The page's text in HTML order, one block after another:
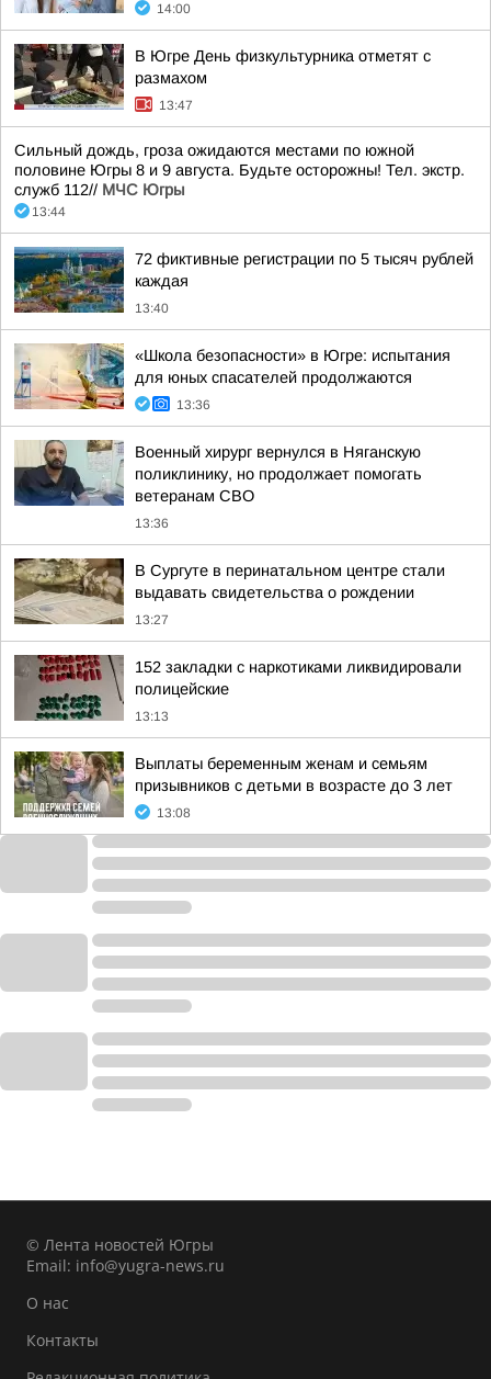
14:00
В Югре День физкультурника отметят с
размахом
13:47
Сильный дождь, гроза ожидаются местами по южной
половине Югры 8 и 9 августа. Будьте осторожны! Тел. экстр.
служб 112// МЧС Югры
13:44
72 фиктивные регистрации по 5 тысяч рублей
каждая
13:40
«Школа безопасности» в Югре: испытания
для юных спасателей продолжаются
13:36
Военный хирург вернулся в Няганскую
поликлинику, но продолжает помогать
ветеранам СВО
13:36
В Сургуте в перинатальном центре стали
выдавать свидетельства о рождении
13:27
152 закладки с наркотиками ликвидировали
полицейские
13:13
Выплаты беременным женам и семьям
призывников с детьми в возрасте до 3 лет
13:08
© Лента новостей Югры
Email: info@yugra-news.ru
О нас
Контакты